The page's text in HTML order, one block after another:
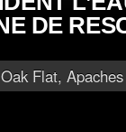
DE
Oak Flat,